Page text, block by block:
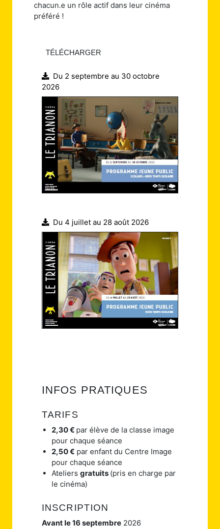
chacun.e un rôle actif dans leur cinéma
préféré !
TÉLÉCHARGER
Du 2 septembre au 30 octobre
2026
Du 4 juillet au 28 août 2026
INFOS PRATIQUES
TARIFS
2,30€ par élève de la classe image
pour chaque séance
2,50 € par enfant du Centre Image
pour chaque séance
Ateliers gratuits (pris en charge par
le cinéma)
INSCRIPTION
Avant le 16 septembre 2026